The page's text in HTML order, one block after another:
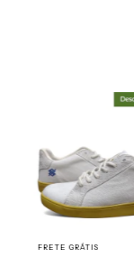
FRETE GRÁTIS